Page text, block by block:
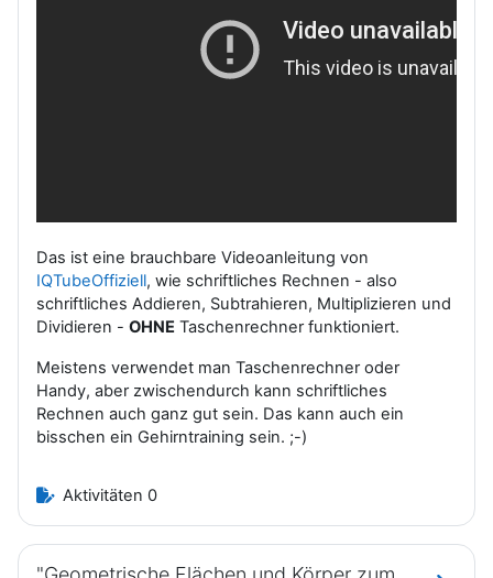
Das ist eine brauchbare Videoanleitung von
IQTubeOffiziell, wie schriftliches Rechnen - also
schriftliches Addieren, Subtrahieren, Multiplizieren und
Dividieren - OHNE Taschenrechner funktioniert.
Meistens verwendet man Taschenrechner oder
Handy, aber zwischendurch kann schriftliches
Rechnen auch ganz gut sein. Das kann auch ein
bisschen ein Gehirntraining sein. ;-)
Aktivitäten 0